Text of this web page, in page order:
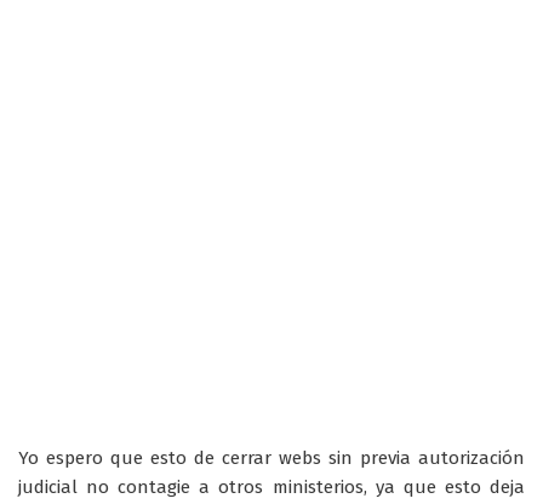
Yo espero que esto de cerrar webs sin previa autorización
judicial no contagie a otros ministerios, ya que esto deja